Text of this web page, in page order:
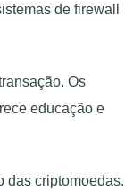
de firewall
Os
educação e
das criptomoedas.